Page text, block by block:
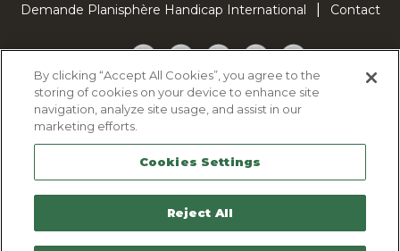
Demande Planisphère Handicap International
Contact
Facebook
TwitterYouTubePinterestTikTok
Cookie Policy
Legal Notice
Sitemap
Contactez-nous
By clicking “Accept All Cookies”, you agree to the
storing of cookies on your device to enhance site
navigation, analyze site usage, and assist in our
marketing efforts.
Cookies Settings
Reject All